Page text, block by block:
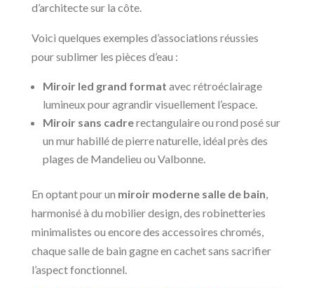
d’architecte sur la côte.
Voici quelques exemples d’associations réussies
pour sublimer les pièces d’eau :
Miroir led grand format avec rétroéclairage
lumineux pour agrandir visuellement l’espace.
Miroir sans cadrerectangulaire ou rond posé sur
un mur habillé de pierre naturelle, idéal près des
plages de Mandelieu ou Valbonne.
En optant pour un miroir moderne salle de bain,
harmonisé à du mobilier design, des robinetteries
minimalistes ou encore des accessoires chromés,
chaque salle de bain gagne en cachet sans sacrifier
l’aspect fonctionnel.